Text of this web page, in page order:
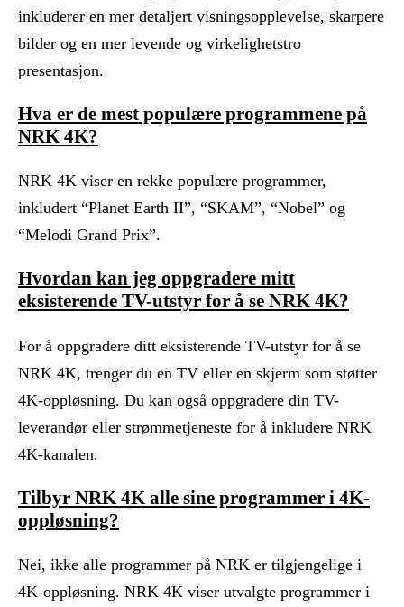
inkluderer en mer detaljert visningsopplevelse, skarpere
bilder og en mer levende og virkelighetstro
presentasjon.
Hva er de mest populære programmene på
NRK 4K?
NRK 4K viser en rekke populære programmer,
inkludert “Planet Earth II”, “SKAM”, “Nobel” og
“Melodi Grand Prix”.
Hvordan kan jeg oppgradere mitt
eksisterende TV-utstyr for å se NRK 4K?
For å oppgradere ditt eksisterende TV-utstyr for å se
NRK 4K, trenger du en TV eller en skjerm som støtter
4K-oppløsning. Du kan også oppgradere din TV-
leverandør eller strømmetjeneste for å inkludere NRK
4K-kanalen.
Tilbyr NRK 4K alle sine programmer i 4K-
oppløsning?
Nei, ikke alle programmer på NRK er tilgjengelige i
4K-oppløsning. NRK 4K viser utvalgte programmer i